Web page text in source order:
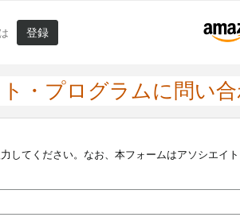
登録
・プログラムに問い
してください。なお、本フォームはアソシエイ